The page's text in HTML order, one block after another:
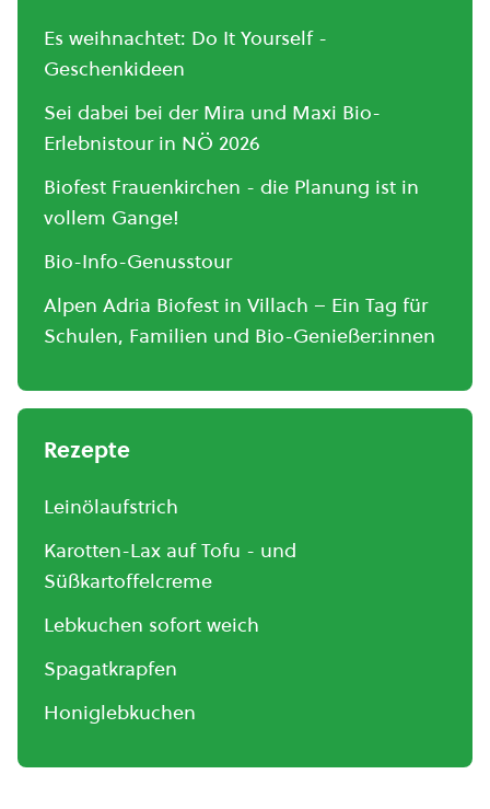
Es weihnachtet: Do It Yourself -
Geschenkideen
Sei dabei bei der Mira und Maxi Bio-
Erlebnistour in NÖ 2026
Biofest Frauenkirchen - die Planung ist in
vollem Gange!
Bio-Info-Genusstour
Alpen Adria Biofest in Villach – Ein Tag für
Schulen, Familien und Bio-Genießer:innen
Rezepte
Leinölaufstrich
Karotten-Lax auf Tofu - und
Süßkartoffelcreme
Lebkuchen sofort weich
Spagatkrapfen
Honiglebkuchen